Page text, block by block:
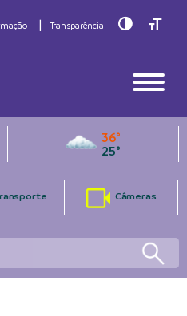
Transparência Toggle
36°
25°
Câmeras